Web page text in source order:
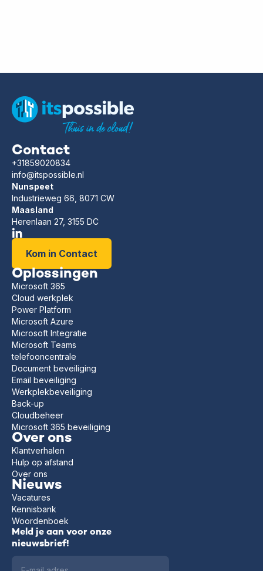
Contact
+31859020834
info@itspossible.nl
Nunspeet
Industrieweg 66, 8071 CW
Maasland
Herenlaan 27, 3155 DC
Kom in Contact
Oplossingen
Microsoft 365
Cloud werkplek
Power Platform
Microsoft Azure
Microsoft Integratie
Microsoft Teams
telefooncentrale
Document beveiliging
Email beveiliging
Werkplekbeveiliging
Back-up
Cloudbeheer
Microsoft 365 beveiliging
Over ons
Klantverhalen
Hulp op afstand
Over ons
Nieuws
Vacatures
Kennisbank
Woordenboek
Meld je aan voor onze
nieuwsbrief!